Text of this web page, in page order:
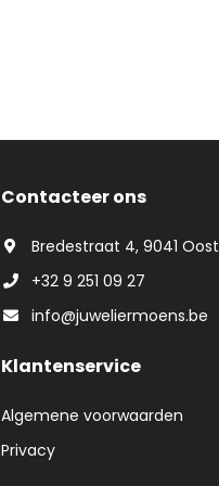
Contacteer ons
Bredestraat 4, 9041
+32 9 251 09 27
info@juweliermoens.be
Klantenservice
Algemene voorwaarden
Privacy